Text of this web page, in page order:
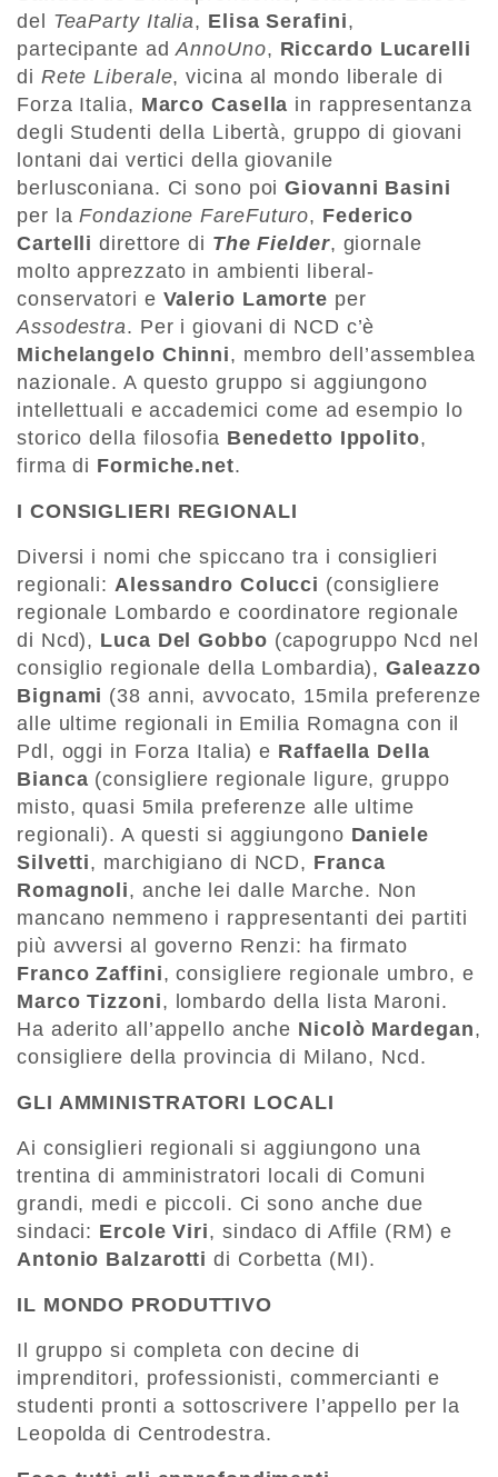
del TeaParty Italia, Elisa Serafini,
partecipante adAnnoUno, Riccardo Lucarelli
di Rete Liberale, vicina al mondo liberale di
Forza Italia, Marco Casella in rappresentanza
degli Studenti della Libertà, gruppo di giovani
lontani dai vertici della giovanile
berlusconiana. Ci sono poiGiovanni Basini
per laFondazione FareFuturo, Federico
Cartelli direttore di The Fielder, giornale
molto apprezzato in ambienti liberal-
conservatori e Valerio Lamorte per
Assodestra. Per i giovani di NCD c’è
Michelangelo Chinni, membro dell’assemblea
nazionale. A questo gruppo si aggiungono
intellettuali e accademici come ad esempio lo
storico della filosofia Benedetto Ippolito,
firma di Formiche.net.
I CONSIGLIERI REGIONALI
Diversi i nomi che spiccano tra i consiglieri
regionali: Alessandro Colucci (consigliere
regionale Lombardo e coordinatore regionale
di Ncd), Luca Del Gobbo (capogruppo Ncd nel
consiglio regionale della Lombardia),Galeazzo
Bignami (38 anni, avvocato, 15mila preferenze
alle ultime regionali in Emilia Romagna con il
Pdl, oggi in Forza Italia) e Raffaella Della
Bianca (consigliere regionale ligure, gruppo
misto, quasi 5mila preferenze alle ultime
regionali). A questi si aggiungono Daniele
Silvetti, marchigiano di NCD, Franca
Romagnoli, anche lei dalle Marche. Non
mancano nemmeno i rappresentanti dei partiti
più avversi al governo Renzi: ha firmato
Franco Zaffini, consigliere regionale umbro, e
Marco Tizzoni, lombardo della lista Maroni.
Ha aderito all’appello anche Nicolò Mardegan,
consigliere della provincia di Milano, Ncd.
GLI AMMINISTRATORI LOCALI
Ai consiglieri regionali si aggiungono una
trentina di amministratori locali di Comuni
grandi, medi e piccoli. Ci sono anche due
sindaci: Ercole Viri, sindaco di Affile (RM) e
Antonio Balzarotti di Corbetta (MI).
IL MONDO PRODUTTIVO
Il gruppo si completa con decine di
imprenditori, professionisti, commercianti e
studenti pronti a sottoscrivere l’appello per la
Leopolda di Centrodestra.